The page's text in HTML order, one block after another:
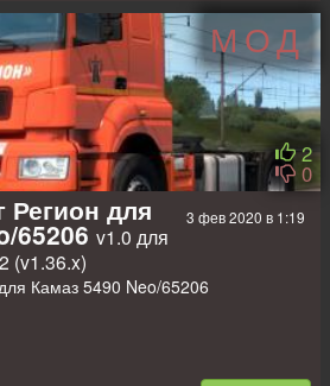
Артем Полынский. МОД
2
0
3 фев 2020 в 1:19
для
65206 v1.0 для
(v1.36.x)
Камаз 5490 Neo/65206